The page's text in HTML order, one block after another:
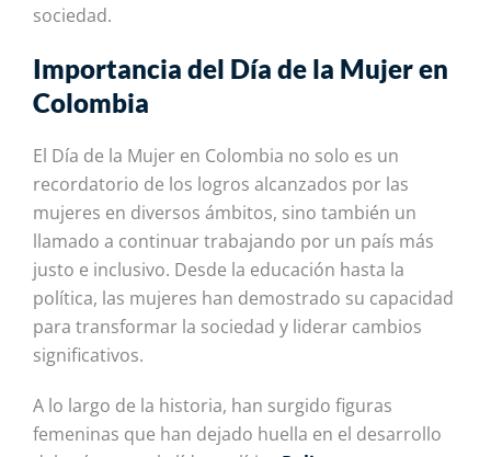
sociedad.
Importancia del Día de la Mujer en
Colombia
El Día de la Mujer en Colombia no solo es un
recordatorio de los logros alcanzados por las
mujeres en diversos ámbitos, sino también un
llamado a continuar trabajando por un país más
justo e inclusivo. Desde la educación hasta la
política, las mujeres han demostrado su capacidad
para transformar la sociedad y liderar cambios
significativos.
A lo largo de la historia, han surgido figuras
femeninas que han dejado huella en el desarrollo